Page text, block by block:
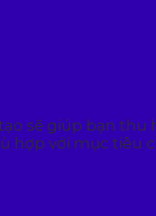
sẽ giúp bạn thu
hợp với mục tiêu